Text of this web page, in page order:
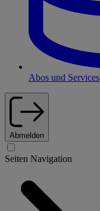
Abos und Services
Abmelden
Seiten Navigation